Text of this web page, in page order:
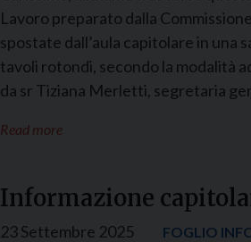
Lavoro preparato dalla
spostate dall’aula capitolare in una
tavoli rotondi, secondo la modalità
da sr Tiziana Merletti, segretaria
Read more
Informazione
23 Settembre 2025 FOGLIO